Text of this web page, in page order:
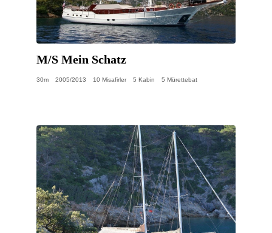
M/S Mein Schatz
30m 2005/2013 10 Misafirler 5 Kabin 5 Mürettebat